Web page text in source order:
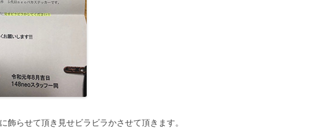
飾らせて頂き見せビラビラかさせて頂きます。